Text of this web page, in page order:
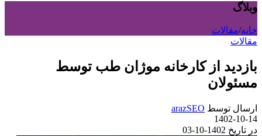
وبلاگ
خانه/مقالات
مقالات
بازدید از کارخانه موژان طب توسط
مسئولان
ارسال توسط arazSEO
1402-10-14
در تاریخ 1402-10-03